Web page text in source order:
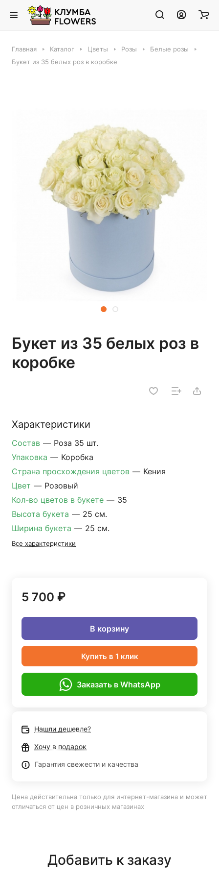
Главная Каталог Цветы Розы
Белые розы
Букет из 35 белых роз в коробке
Букет из 35 белых роз в
коробке
Характеристики
Состав — Роза 35 шт.
Упаковка — Коробка
Страна просхождения цветов — Кения
Цвет — Розовый
Кол-во цветов в букете — 35
Высота букета — 25 см.
Ширина букета — 25 см.
Все характеристики
5 700 ₽
В корзину
Купить в 1 клик
Заказать в WhatsApp
Нашли дешевле?
Хочу в подарок
Гарантия свежести и качества
Цена действительна только для интернет-магазина и может
отличаться от цен в розничных магазинах
Добавить к заказу